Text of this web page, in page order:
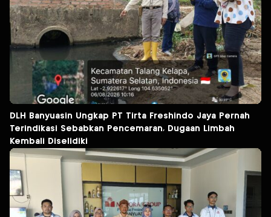
DLH Banyuasin Ungkap PT Tirta Freshindo Jaya Pernah
Terindikasi Sebabkan Pencemaran, Dugaan Limbah
Kembali Diselidiki